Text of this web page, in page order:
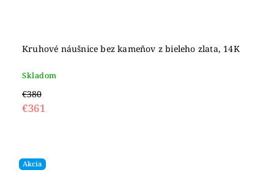
Kruhové náušnice bez kameňov z bieleho zlata, 14K
Skladom
€380
€361
Akcia